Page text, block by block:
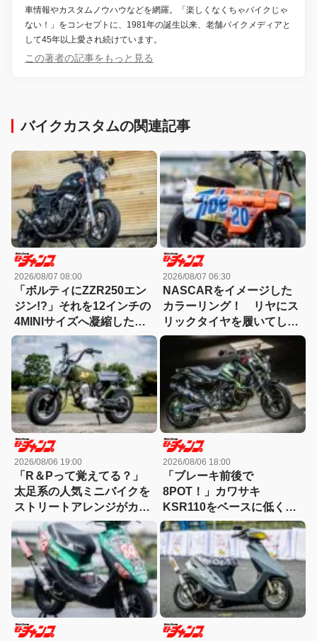
車情報やカスタムノウハウなどを網羅。「楽しくなくちゃバイクじゃ
ない！」をコンセプトに、1981年の誕生以来、老舗バイクメディアと
して45年以上愛され続けています。
この著者の記事をもっと見る
バイクカスタムの関連記事
2026/08/07 08:00
「ボルティにZZR250エン
ジン!?」それを12インチの
4MINIサイズへ凝縮した異
端カスタム
2026/08/07 06:30
NASCARをイメージした
カラーリング！ リヤにス
リックタイヤを履いてしま
ったモトコンポ！
2026/08/06 19:00
「R＆Pって覚えてる？」
太足系の人気ミニバイクを
ストリートアレンジがカッ
コ良すぎる！
2026/08/06 18:00
「ブレーキ前後で
8POT！」カワサキ
KSR110をベースに低く怪
しくもっと長く！【4MINI
カスタム】